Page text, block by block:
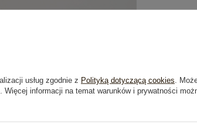
Opinie o produkcie(0)
usług zgodnie z Polityką dotyczącą cookies .
Więcej informacji na temat warunków i prywatności